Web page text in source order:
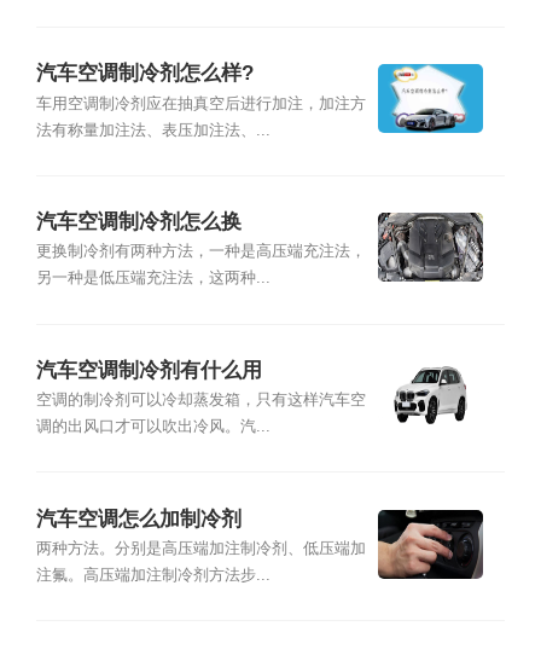
汽车空调制冷剂怎么样?
车用空调制冷剂应在抽真空后进行加注，加注方
法有称量加注法、表压加注法、...
汽车空调制冷剂怎么换
更换制冷剂有两种方法，一种是高压端充注法，
另一种是低压端充注法，这两种...
汽车空调制冷剂有什么用
空调的制冷剂可以冷却蒸发箱，只有这样汽车空
调的出风口才可以吹出冷风。汽...
汽车空调怎么加制冷剂
两种方法。分别是高压端加注制冷剂、低压端加
注氟。高压端加注制冷剂方法步...